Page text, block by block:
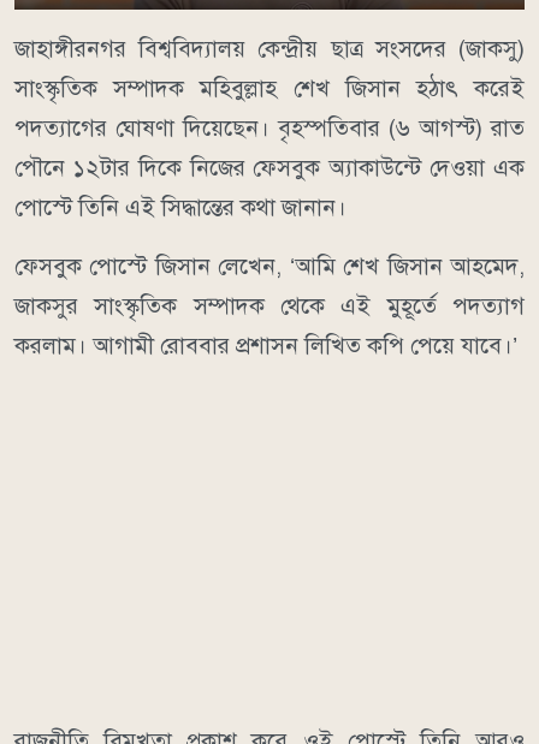
জাহাঙ্গীরনগর বিশ্ববিদ্যালয় কেন্দ্রীয় ছাত্র সংসদের (জাকসু)
সাংস্কৃতিক সম্পাদক মহিবুল্লাহ শেখ জিসান হঠাৎ করেই
পদত্যাগের ঘোষণা দিয়েছেন। বৃহস্পতিবার (৬ আগস্ট) রাত
পৌনে ১২টার দিকে নিজের ফেসবুক অ্যাকাউন্টে দেওয়া এক
পোস্টে তিনি এই সিদ্ধান্তের কথা জানান।
ফেসবুক পোস্টে জিসান লেখেন, ‘আমি শেখ জিসান আহমেদ,
জাকসুর সাংস্কৃতিক সম্পাদক থেকে এই মুহূর্তে পদত্যাগ
করলাম। আগামী রোববার প্রশাসন লিখিত কপি পেয়ে যাবে।’